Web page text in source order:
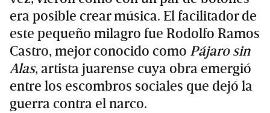
era posible crear música. El facilitador de
este pequeño milagro fue Rodolfo Ramos
Castro, mejor conocido como Pájaro sin
Alas, artista juarense cuya obra emergió
entre los escombros sociales que dejó la
guerra contra el narco.